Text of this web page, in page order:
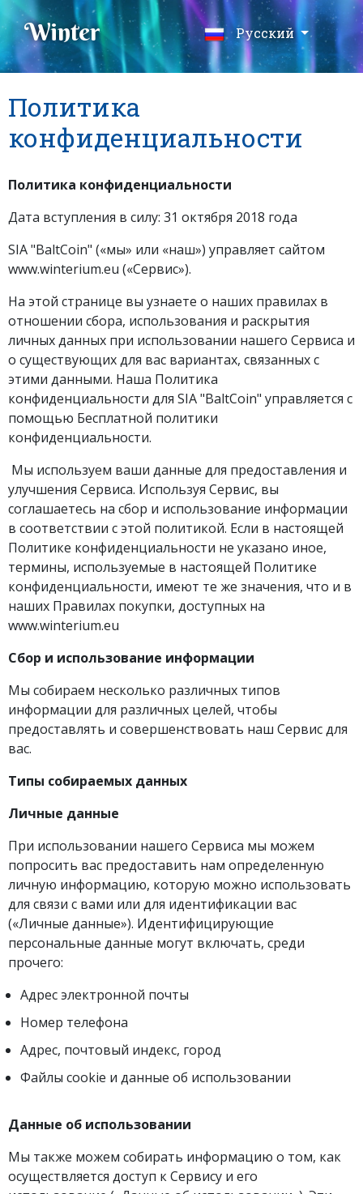
Winter Русский
Политика
конфиденциальности
Политика конфиденциальности
Дата вступления в силу: 31 октября 2018 года
SIA "BaltCoin" («мы» или «наш») управляет сайтом
www.winterium.eu («Сервис»).
На этой странице вы узнаете о наших правилах в
отношении сбора, использования и раскрытия
личных данных при использовании нашего Cервиса и
о существующих для вас вариантах, связанных с
этими данными. Наша Политика
конфиденциальности для SIA "BaltCoin" управляется с
помощью Бесплатной политики
конфиденциальности.
Мы используем ваши данные для предоставления и
улучшения Сервиса. Используя Сервис, вы
соглашаетесь на сбор и использование информации
в соответствии с этой политикой. Если в настоящей
Политике конфиденциальности не указано иное,
термины, используемые в настоящей Политике
конфиденциальности, имеют те же значения, что и в
наших Правилах покупки, доступных на
www.winterium.eu
Сбор и использование информации
Мы собираем несколько различных типов
информации для различных целей, чтобы
предоставлять и совершенствовать наш Сервис для
вас.
Типы собираемых данных
Личные данные
При использовании нашего Сервиса мы можем
попросить вас предоставить нам определенную
личную информацию, которую можно использовать
для связи с вами или для идентификации вас
(«Личные данные»). Идентифицирующие
персональные данные могут включать, среди
прочего:
Адрес электронной почты
Номер телефона
Адрес, почтовый индекс, город
Файлы cookie и данные об использовании
Данные об использовании
Мы также можем собирать информацию о том, как
осуществляется доступ к Сервису и его